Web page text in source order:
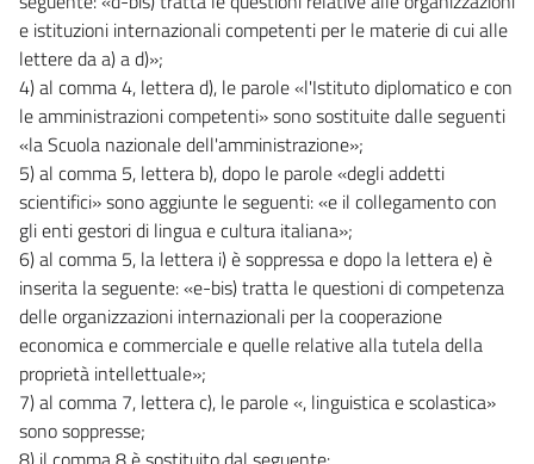
e istituzioni internazionali competenti per le materie di cui alle
lettere da a) a d)»;
4) al comma 4, lettera d), le parole «l'Istituto diplomatico e con
le amministrazioni competenti» sono sostituite dalle seguenti
«la Scuola nazionale dell'amministrazione»;
5) al comma 5, lettera b), dopo le parole «degli addetti
scientifici» sono aggiunte le seguenti: «e il collegamento con
gli enti gestori di lingua e cultura italiana»;
6) al comma 5, la lettera i) è soppressa e dopo la lettera e) è
inserita la seguente: «e-bis) tratta le questioni di competenza
delle organizzazioni internazionali per la cooperazione
economica e commerciale e quelle relative alla tutela della
proprietà intellettuale»;
7) al comma 7, lettera c), le parole «, linguistica e scolastica»
sono soppresse;